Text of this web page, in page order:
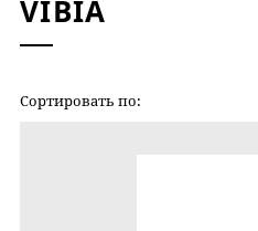
VIBIA
Сортировать по: